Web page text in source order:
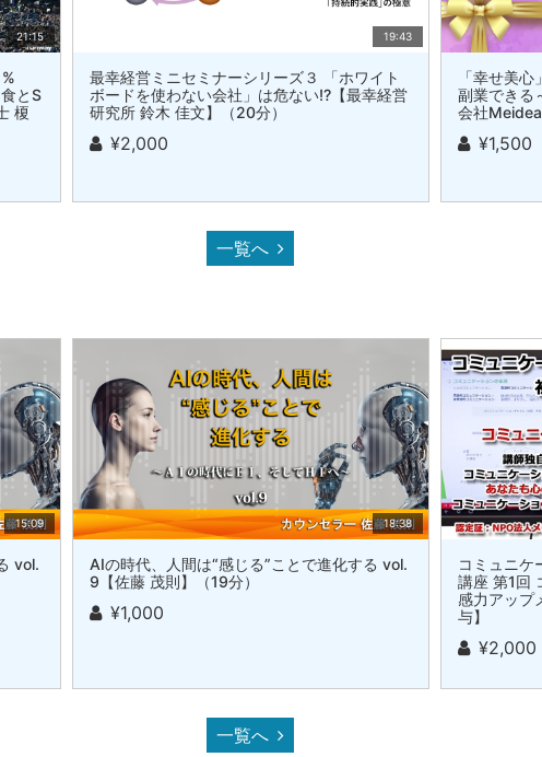
21:15
とS
榎
19:43
最幸経営ミニセミナーシリーズ３ 「ホワイト
ボードを使わない会社」は危ない!?【最幸経営
研究所 鈴木 佳文】（20分）
¥2,000
「幸せ美
副業できる
会社
¥1,500
一覧へ
15:09
vol.
18:38
AIの時代、人間は“感じる”ことで進化する vol.
9【佐藤 茂則】（19分）
¥1,000
コミュニケ
講座 第1回
感力アップ
与】
¥2,000
一覧へ